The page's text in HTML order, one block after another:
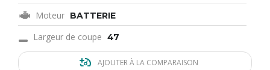
Moteur BATTERIE
Largeur de coupe 47
AJOUTER À LA COMPARAISON